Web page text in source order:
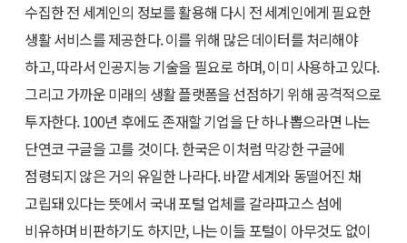
수집한 전 세계인의 정보를 활용해 다시 전 세계인에게 필요한
생활 서비스를 제공한다. 이를 위해 많은 데이터를 처리해야
하고, 따라서 인공지능 기술을 필요로 하며, 이미 사용하고 있다.
그리고 가까운 미래의 생활 플랫폼을 선점하기 위해 공격적으로
투자한다. 100년 후에도 존재할 기업을 단 하나 뽑으라면 나는
단연코 구글을 고를 것이다. 한국은 이처럼 막강한 구글에
점령되지 않은 거의 유일한 나라다. 바깥 세계와 동떨어진 채
고립돼 있다는 뜻에서 국내 포털 업체를 갈라파고스 섬에
비유하며 비판하기도 하지만, 나는 이들 포털이 아무것도 없이